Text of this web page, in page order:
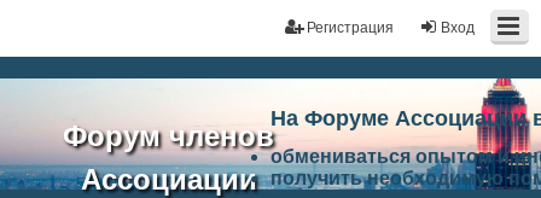
Вход
Регистрация
Форум членов
Ассоциации
На Форуме Ассоциации
обмениваться опытом и
получить необходимую